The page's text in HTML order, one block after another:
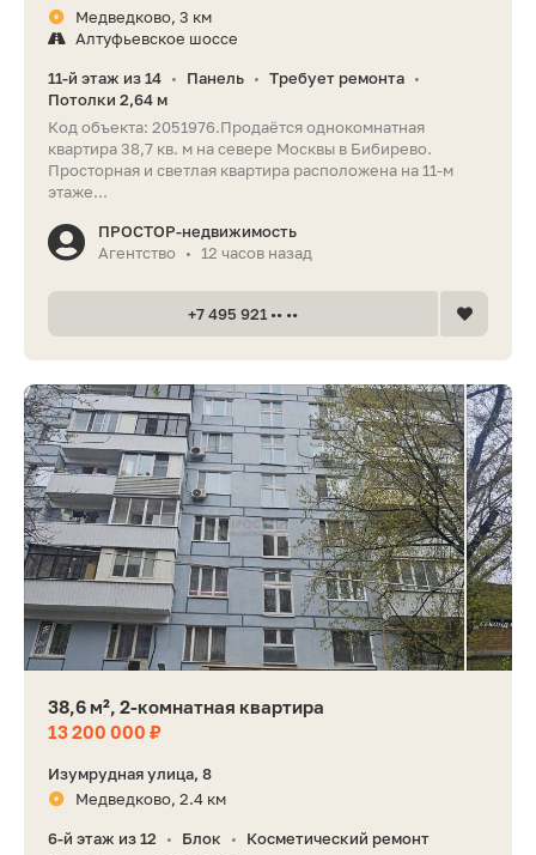
Медведково, 3 км
Алтуфьевское шоссе
11-й этаж из 14 • Панель • Требует ремонта •
Потолки 2,64 м
Код объекта: 2051976.Продаётся однокомнатная
квартира 38,7 кв. м на севере Москвы в Бибирево.
Просторная и светлая квартира расположена на 11-м
этаже...
ПРОСТОР-недвижимость
Агентство
• 12 часов назад
+7 495 921 •• ••
38,6 м², 2-комнатная квартира
13 200 000 ₽
Изумрудная улица, 8
Медведково, 2.4 км
6-й этаж из 12 • Блок •
Косметический ремонт